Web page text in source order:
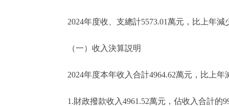
2024年度收、支總計5573.01萬元，比上年減
（一）收入決算説明
2024年度本年收入合計4964.62萬元，比上年
1.財政撥款收入4961.52萬元，佔收入合計的